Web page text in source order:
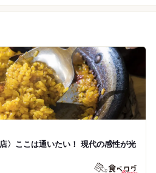
〉ここは通いたい！ 現代の感性が光